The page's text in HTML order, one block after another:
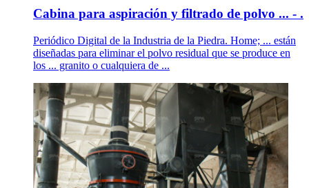
Cabina para aspiración y filtrado de polvo ... - .
Periódico Digital de la Industria de la Piedra. Home; ... están
diseñadas para eliminar el polvo residual que se produce en
los ... granito o cualquiera de ...